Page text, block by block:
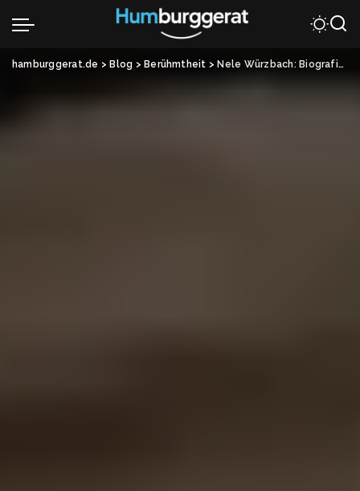
hamburggerat.de > Blog > Berühmtheit > Nele Würzbach: Biografie, Beruf und persönliches Umfeld